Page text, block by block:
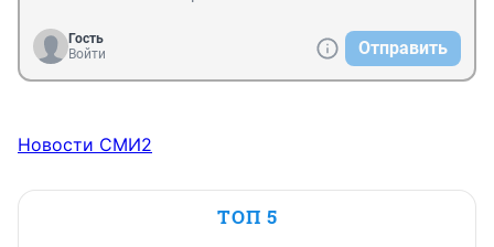
Гость
Войти
Отправить
Новости СМИ2
ТОП 5